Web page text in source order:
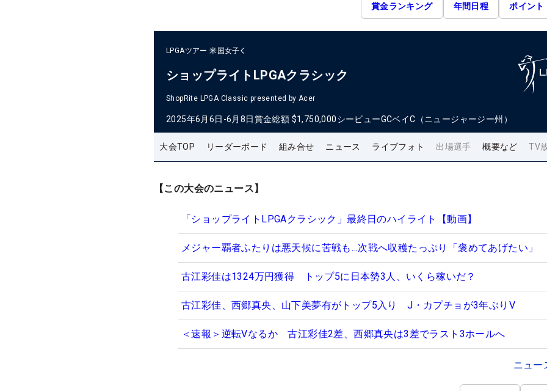
賞金ランキング 年間日程 ポイント
LPGAツアー 米国女子
ショップライトLPGAクラシック
ShopRite LPGA Classic presented by Acer
2025年6月6日-6月8日賞金総額 $1,750,000シービューGCベイC（ニュージャージー州）
大会TOP リーダーボード 組み合せ ニュース ライブフォト 出場選手 概要など TV
【この大会のニュース】
「ショップライトLPGAクラシック」最終日のハイライト【動画】
メジャー覇者ふたりは悪天候に苦戦も…次戦へ収穫たっぷり「褒めてあげたい」
古江彩佳は1324万円獲得 トップ5に日本勢3人、いくら稼いだ？
古江彩佳、西郷真央、山下美夢有がトップ5入り J・カプチョが3年ぶりV
＜速報＞逆転Vなるか 古江彩佳2差、西郷真央は3差でラスト3ホールへ
ニュー